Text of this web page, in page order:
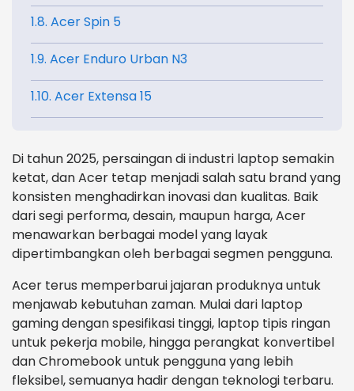
1.8. Acer Spin 5
1.9. Acer Enduro Urban N3
1.10. Acer Extensa 15
Di tahun 2025, persaingan di industri laptop semakin
ketat, dan Acer tetap menjadi salah satu brand yang
konsisten menghadirkan inovasi dan kualitas. Baik
dari segi performa, desain, maupun harga, Acer
menawarkan berbagai model yang layak
dipertimbangkan oleh berbagai segmen pengguna.
Acer terus memperbarui jajaran produknya untuk
menjawab kebutuhan zaman. Mulai dari laptop
gaming dengan spesifikasi tinggi, laptop tipis ringan
untuk pekerja mobile, hingga perangkat konvertibel
dan Chromebook untuk pengguna yang lebih
fleksibel, semuanya hadir dengan teknologi terbaru.